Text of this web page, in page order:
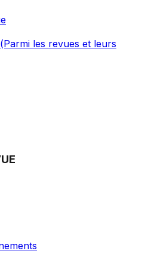
(Parmi les revues et leurs